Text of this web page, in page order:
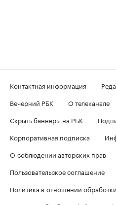
Контактная информация
Вечерний РБК
О телеканале
Скрыть баннеры на РБК
Корпоративная подписка
О соблюдении авторских прав
Пользовательское соглашение
Политика в отношении